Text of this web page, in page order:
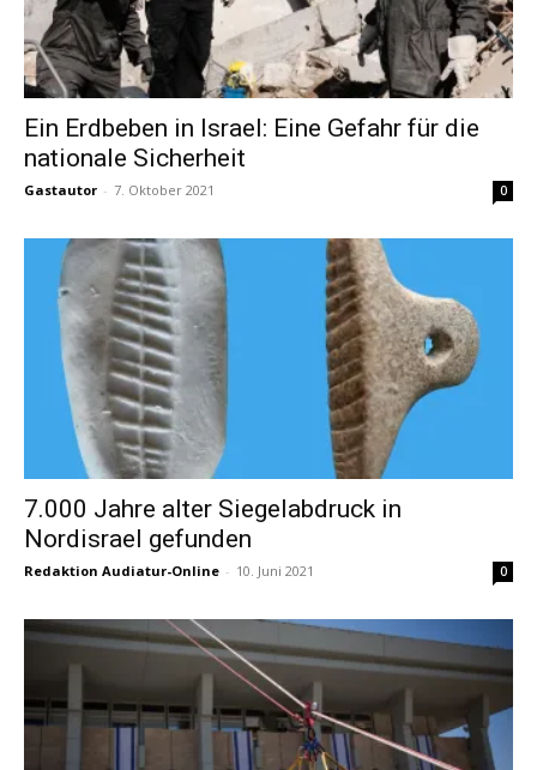
Ein Erdbeben in Israel: Eine Gefahr für die
nationale Sicherheit
Gastautor - 7. Oktober 2021 0
7.000 Jahre alter Siegelabdruck in
Nordisrael gefunden
Redaktion Audiatur-Online - 10. Juni 2021 0